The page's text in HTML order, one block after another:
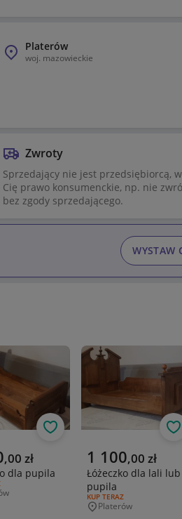
Platerów
woj. mazowieckie
Zwroty
Sprzedający nie jest przedsiębiorcą,
Cię prawo konsumenckie, np. nie
bez zgody sprzedającego.
cena
,00 zł
dla pupila
Obserwuj
Aktualna cena
1 100,00 zł
Łóżeczko dla lali lub
pupila
RODZAJ OFERTY:
KUP TERAZ
Miejscowość
Platerów
WYSTAW